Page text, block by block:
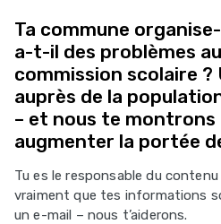
Ta commune
a-t-il des problèmes
commission scolaire ?
auprès de la
– et nous te
augmenter la portée
Tu es le responsable du
vraiment que tes informations
un e-mail – nous t’aiderons.